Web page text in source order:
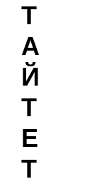
Т
А
Й
Т
Е
Т